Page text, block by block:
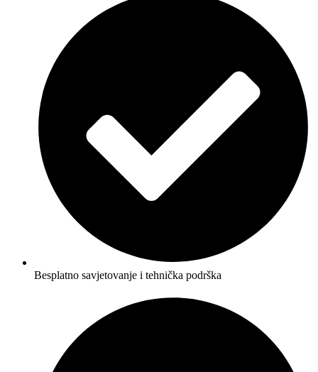
Besplatno savjetovanje i tehnička podrška